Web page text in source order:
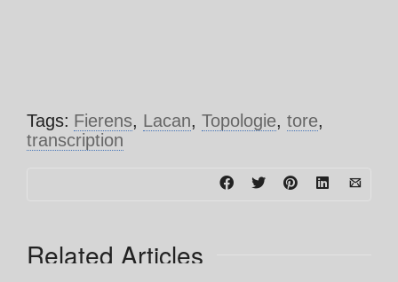
Tags: Fierens, Lacan, Topologie, tore,
transcription
Related Articles